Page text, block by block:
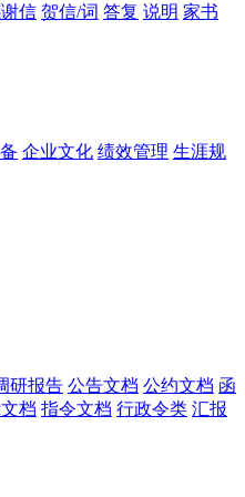
信 贺信/词 答复 说明 家书
企业文化 绩效管理 生涯规
研报告 公告文档 公约文档 函
档 指令文档 行政令类 汇报